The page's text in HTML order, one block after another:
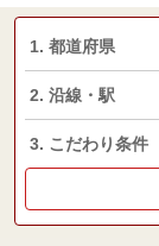
1. 都道府県
2. 沿線・駅
3. こだわり条件